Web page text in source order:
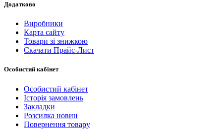
Додатково
Виробники
Карта сайту
Товари зі знижкою
Скачати Прайс-Лист
Особистий кабінет
Особистий кабінет
Історія замовлень
Закладки
Розсилка новин
Повернення товару